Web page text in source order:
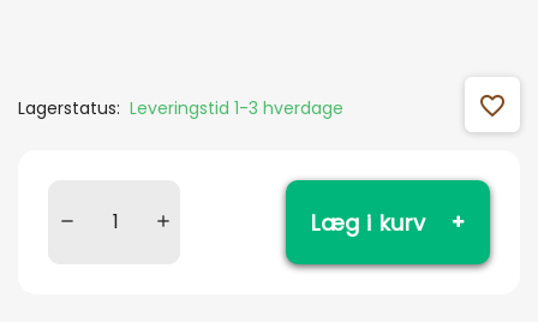
Lagerstatus: Leveringstid 1-3 hverdage favorite_outline
Læg i kurv